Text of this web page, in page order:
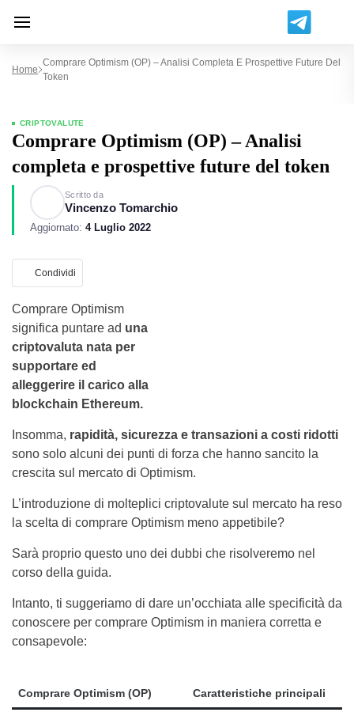
Home
Comprare Optimism (OP) – Analisi Completa E Prospettive Future Del
Token
CRIPTOVALUTE
Comprare Optimism (OP) – Analisi
completa e prospettive future del token
Scritto da
Vincenzo Tomarchio
Aggiornato: 4 Luglio 2022
Condividi
Comprare Optimism
significa puntare ad una
criptovaluta nata per
supportare ed
alleggerire il carico alla
blockchain Ethereum.
Insomma, rapidità, sicurezza e transazioni a costi ridotti
sono solo alcuni dei punti di forza che hanno sancito la
crescita sul mercato di Optimism.
L’introduzione di molteplici criptovalute sul mercato ha reso
la scelta di comprare Optimism meno appetibile?
Sarà proprio questo uno dei dubbi che risolveremo nel
corso della guida.
Intanto, ti suggeriamo di dare un’occhiata alle specificità da
conoscere per comprare Optimism in maniera corretta e
consapevole:
Comprare Optimism (OP) Caratteristiche principali